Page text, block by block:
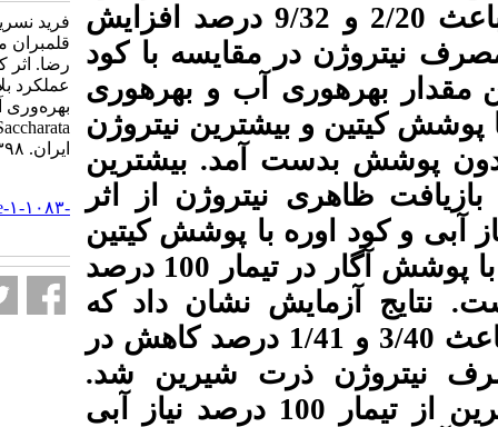
اوره با پوشش کیتین به­ترتیب باعث 2/20 و 9/32 درصد افزایش
با کود
و بهره­وری
نیتروژن
بیشترین
از اثر
اوره با پوشش کیتین
بدست آمد که با تیمار کود اوره با پوشش آگار در تیمار 100 درصد
نشان داد که
درصد در آب آبیاری باعث 3/40 و 1/41 درصد کاهش در
شیرین شد.
عملکرد بلال ذرت شیرین از تیمار 100 درصد نیاز آبی
فرید نسرین، سیادت سید عطاءاله،
قلمبران محمد رضا، مرادی تلاوت محمد
رضا. اثر کم‌آبیاری و منبع کود نیتروژن بر
عملکرد بلال، کارایی مصرف نیتروژن و
بهره‌وری آب در ذرت شیرین (Zea mays
L. cv. Saccharata). نشریه علوم زراعی
ایران. ۱۳۹۸; ۲۱ (۴) :۳۸۶-۳۹۸
http://agrobreedjournal.ir/article-۱-۱۰۸۳-